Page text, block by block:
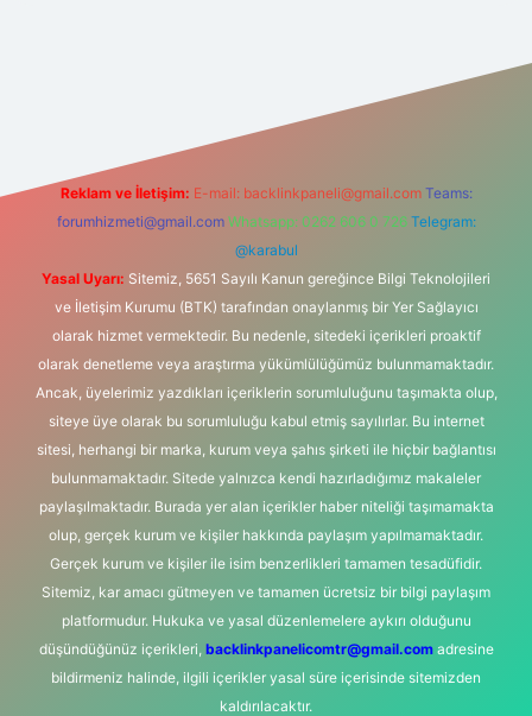
Reklam ve İletişim: E-mail: backlinkpaneli@gmail.com Teams:
forumhizmeti@gmail.com Whatsapp: 0262 606 0 726 Telegram:
@karabul
Yasal Uyarı: Sitemiz, 5651 Sayılı Kanun gereğince Bilgi Teknolojileri
ve İletişim Kurumu (BTK) tarafından onaylanmış bir Yer Sağlayıcı
olarak hizmet vermektedir. Bu nedenle, sitedeki içerikleri proaktif
olarak denetleme veya araştırma yükümlülüğümüz bulunmamaktadır.
Ancak, üyelerimiz yazdıkları içeriklerin sorumluluğunu taşımakta olup,
siteye üye olarak bu sorumluluğu kabul etmiş sayılırlar. Bu internet
sitesi, herhangi bir marka, kurum veya şahıs şirketi ile hiçbir bağlantısı
bulunmamaktadır. Sitede yalnızca kendi hazırladığımız makaleler
paylaşılmaktadır. Burada yer alan içerikler haber niteliği taşımamakta
olup, gerçek kurum ve kişiler hakkında paylaşım yapılmamaktadır.
Gerçek kurum ve kişiler ile isim benzerlikleri tamamen tesadüfidir.
Sitemiz, kar amacı gütmeyen ve tamamen ücretsiz bir bilgi paylaşım
platformudur. Hukuka ve yasal düzenlemelere aykırı olduğunu
düşündüğünüz içerikleri, backlinkpanelicomtr@gmail.comadresine
bildirmeniz halinde, ilgili içerikler yasal süre içerisinde sitemizden
kaldırılacaktır.